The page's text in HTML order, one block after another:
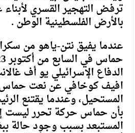
ترفض التهجير القسري
بالأرض الفلسطينية الوطن .
عندما يفيق نتن-ياهو من
الدفاع الإسرائيلي يو أف
افيف كوخافي عن نعت حماس
المستحيل، وعندما يقتنع
بأن حماس حركة تحرر ليست
المستبعد بسبب وجود حالة